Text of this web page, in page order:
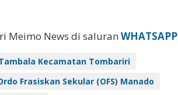
Meimo News di saluran WHATSAPP
Kecamatan Tombariri
Frasiskan Sekular (OFS) Manado